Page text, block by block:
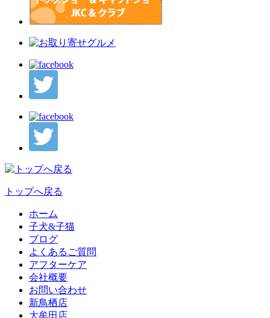
トップへ戻る
ホーム
子犬&子猫
ブログ
よくあるご質問
アフターケア
会社概要
お問い合わせ
新鳥栖店
大牟田店